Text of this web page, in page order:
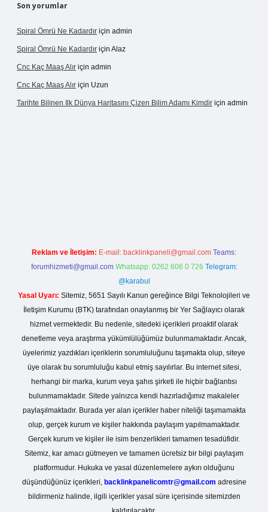
Son yorumlar
Spiral Ömrü Ne Kadardır için admin
Spiral Ömrü Ne Kadardır için Alaz
Cnc Kaç Maaş Alır için admin
Cnc Kaç Maaş Alır için Uzun
Tarihte Bilinen Ilk Dünya Haritasını Çizen Bilim Adamı Kimdir için admin
Reklam ve İletişim: E-mail: backlinkpaneli@gmail.com Teams:
forumhizmeti@gmail.com Whatsapp: 0262 606 0 726 Telegram:
@karabul
Yasal Uyarı: Sitemiz, 5651 Sayılı Kanun gereğince Bilgi Teknolojileri ve
İletişim Kurumu (BTK) tarafından onaylanmış bir Yer Sağlayıcı olarak
hizmet vermektedir. Bu nedenle, sitedeki içerikleri proaktif olarak
denetleme veya araştırma yükümlülüğümüz bulunmamaktadır. Ancak,
üyelerimiz yazdıkları içeriklerin sorumluluğunu taşımakta olup, siteye
üye olarak bu sorumluluğu kabul etmiş sayılırlar. Bu internet sitesi,
herhangi bir marka, kurum veya şahıs şirketi ile hiçbir bağlantısı
bulunmamaktadır. Sitede yalnızca kendi hazırladığımız makaleler
paylaşılmaktadır. Burada yer alan içerikler haber niteliği taşımamakta
olup, gerçek kurum ve kişiler hakkında paylaşım yapılmamaktadır.
Gerçek kurum ve kişiler ile isim benzerlikleri tamamen tesadüfidir.
Sitemiz, kar amacı gütmeyen ve tamamen ücretsiz bir bilgi paylaşım
platformudur. Hukuka ve yasal düzenlemelere aykırı olduğunu
düşündüğünüz içerikleri, backlinkpanelicomtr@gmail.com adresine
bildirmeniz halinde, ilgili içerikler yasal süre içerisinde sitemizden